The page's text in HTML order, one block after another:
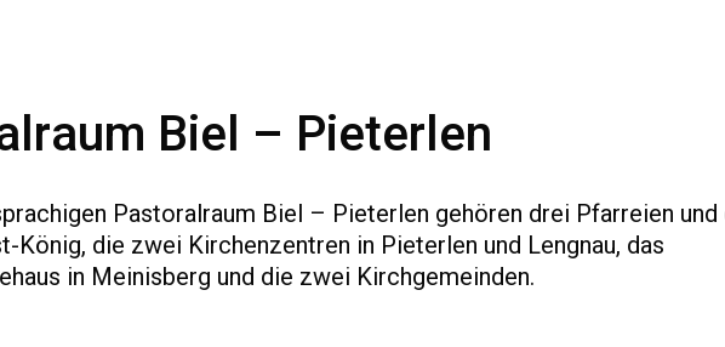
Biel – Pieterlen
Pastoralraum Biel – Pieterlen gehören drei Pfarreien und
König, die zwei Kirchenzentren in Pieterlen und Lengnau, das
in Meinisberg und die zwei Kirchgemeinden.